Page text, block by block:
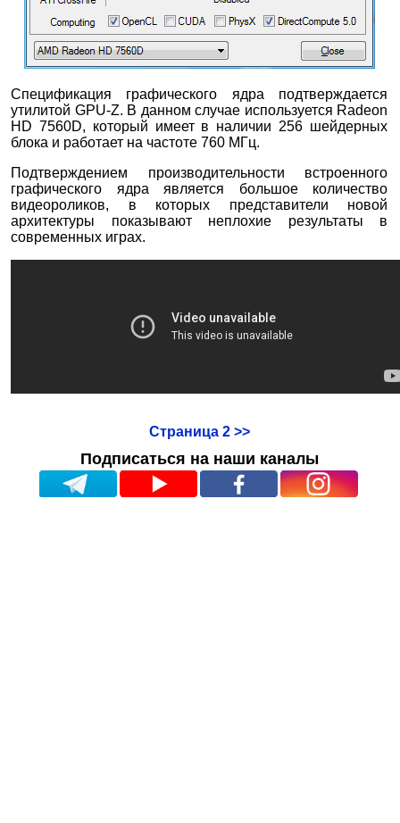
Спецификация графического ядра подтверждается
утилитой GPU-Z. В данном случае используется Radeon
HD 7560D, который имеет в наличии 256 шейдерных
блока и работает на частоте 760 МГц.
Подтверждением производительности встроенного
графического ядра является большое количество
видеороликов, в которых представители новой
архитектуры показывают неплохие результаты в
современных играх.
Страница 2 >>
Подписаться на наши каналы